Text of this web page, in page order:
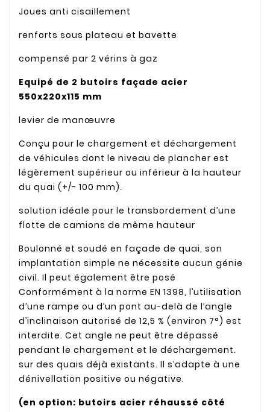
Joues anti cisaillement
renforts sous plateau et bavette
compensé par 2 vérins à gaz
Equipé de 2 butoirs façade acier
550x220x115 mm
levier de manœuvre
Conçu pour le chargement et déchargement
de véhicules dont le niveau de plancher est
légèrement supérieur ou inférieur à la hauteur
du quai (+/- 100 mm).
solution idéale pour le transbordement d’une
flotte de camions de même hauteur
Boulonné et soudé en façade de quai, son
implantation simple ne nécessite aucun génie
civil. Il peut également être posé
Conformément à la norme EN 1398, l’utilisation
d’une rampe ou d’un pont au-delà de l’angle
d’inclinaison autorisé de 12,5 % (environ 7°) est
interdite. Cet angle ne peut être dépassé
pendant le chargement et le déchargement.
sur des quais déjà existants. Il s’adapte à une
dénivellation positive ou négative.
(en option: butoirs acier réhaussé côté